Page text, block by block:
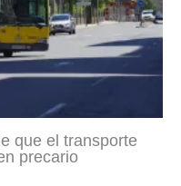
que el transporte
precario